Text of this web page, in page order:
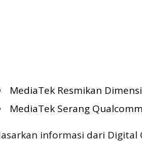
MediaTek Resmikan
MediaTek Serang
informasi dari